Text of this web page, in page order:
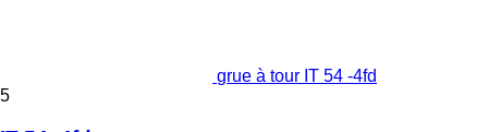
grue à tour IT 54 -4fd
5